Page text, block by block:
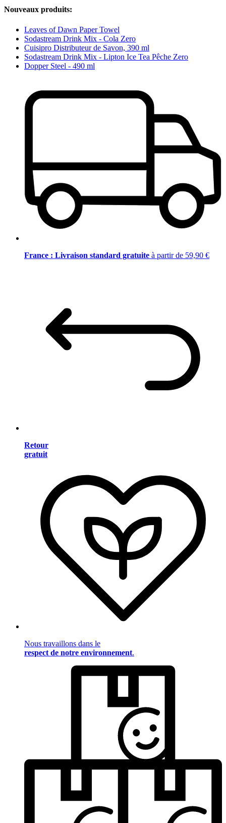
Nouveaux produits:
Leaves of Dawn Paper Towel
Sodastream Drink Mix - Cola Zero
Cuisipro Distributeur de Savon, 390 ml
Sodastream Drink Mix - Lipton Ice Tea Pêche Zero
Dopper Steel - 490 ml
France : Livraison standard gratuite à partir de 59,90 €
Retour
gratuit
Nous travaillons dans le
respect de notre environnement.